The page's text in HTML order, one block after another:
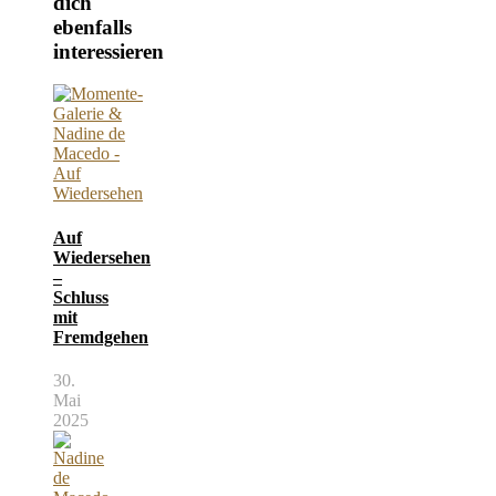
ebenfalls
interessieren
Auf
Wiedersehen
–
Schluss
mit
Fremdgehen
30.
Mai
2025